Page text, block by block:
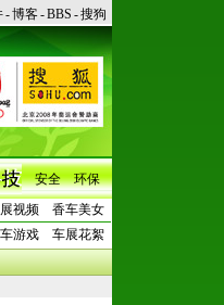
-博客-BBS -搜狗
安全
环保
视频
香车美女
游戏
车展花絮